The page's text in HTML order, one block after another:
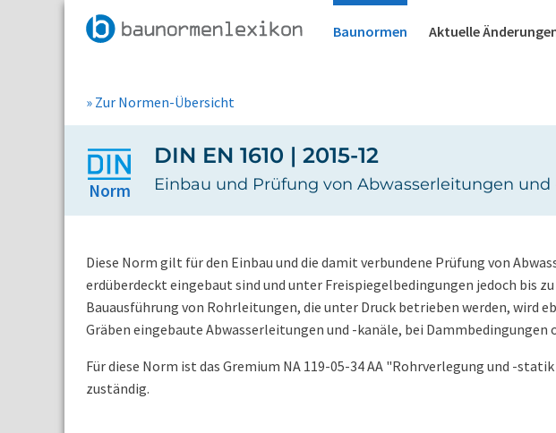
Baunormen Aktuelle
» Zur Normen-Übersicht
Norm
DIN EN 1610 | 2015-12
Einbau und Prüfung von Abwasserleitungen und
Diese Norm gilt für den Einbau und die damit verbundene Prüfung von
erdüberdeckt eingebaut sind und unter Freispiegelbedingungen jedoch bis
Bauausführung von Rohrleitungen, die unter Druck betrieben werden, wird
Gräben eingebaute Abwasserleitungen und -kanäle, bei Dammbedingungen
Für diese Norm ist das Gremium NA 119-05-34 AA "Rohrverlegung und -statik
zuständig.